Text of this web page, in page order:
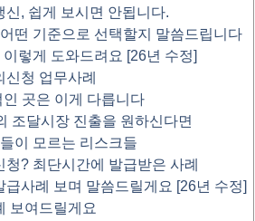
신, 쉽게 보시면 안됩니다.
떤 기준으로 선택할지 말씀드립니다
렇게 도와드려요 [26년 수정]
청 업무사례
곳은 이게 다릅니다
조달시장 진출을 원하신다면
이 모르는 리스크들
? 최단시간에 발급받은 사례
급사례 보며 말씀드릴게요 [26년 수정]
보여드릴게요